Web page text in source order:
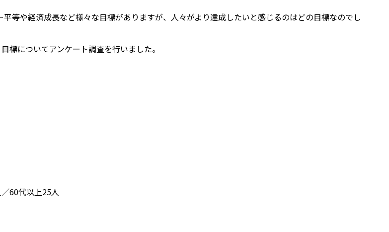
等や経済成長など様々な目標がありますが、人々がより達成したいと感じるのはどの目標なのでし
標についてアンケート調査を行いました。
60代以上25人